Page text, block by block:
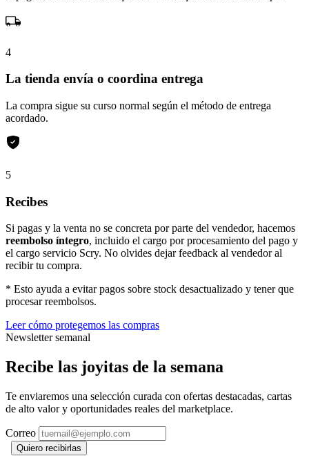
4
La tienda envía o coordina entrega
La compra sigue su curso normal según el método de entrega
acordado.
5
Recibes
Si pagas y la venta no se concreta por parte del vendedor, hacemos
reembolso íntegro, incluido el cargo por procesamiento del pago y
el cargo servicio Scry. No olvides dejar feedback al vendedor al
recibir tu compra.
* Esto ayuda a evitar pagos sobre stock desactualizado y tener que
procesar reembolsos.
Leer cómo protegemos las compras
Newsletter semanal
Recibe las joyitas de la semana
Te enviaremos una selección curada con ofertas destacadas, cartas
de alto valor y oportunidades reales del marketplace.
Correo
Quiero recibirlas